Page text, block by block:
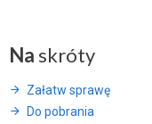
Na skróty
Załatw sprawę
Do pobrania